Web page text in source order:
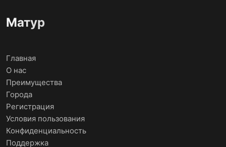
Матур
Главная
О нас
Преимущества
Города
Регистрация
Условия пользования
Конфиденциальность
Поддержка